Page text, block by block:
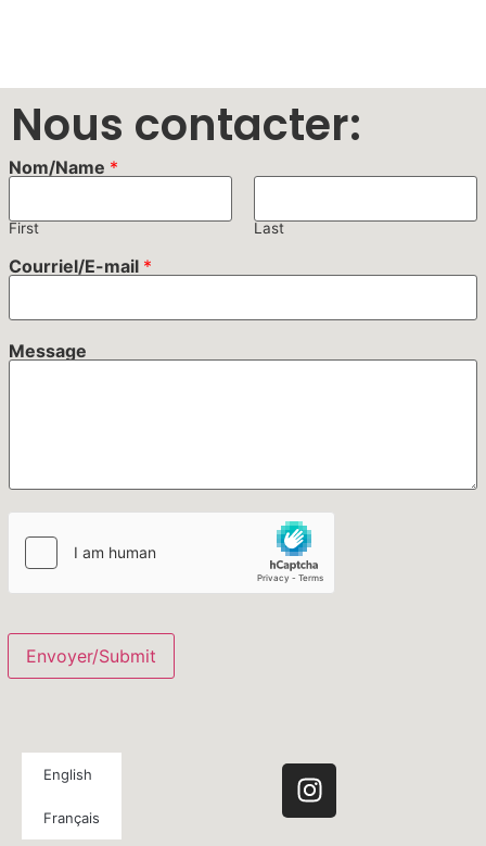
Nous contacter:
Nom/Name *
First Last
Courriel/E-mail *
Message
Envoyer/Submit
English
Français